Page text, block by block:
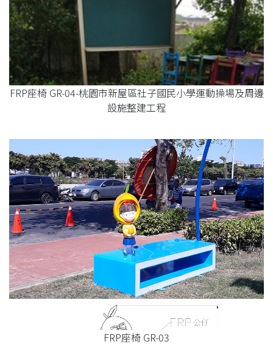
FRP座椅 GR-04-桃園市新屋區社子國民小學運動操場及周邊
設施整建工程
FRP座椅 GR-03